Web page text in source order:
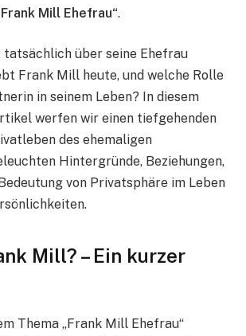
Mill Ehefrau“.
tatsächlich über seine Ehefrau
Frank Mill heute, und welche Rolle
in seinem Leben? In diesem
werfen wir einen tiefgehenden
des ehemaligen
Hintergründe, Beziehungen,
von Privatsphäre im Leben
Mill? – Ein kurzer
Thema „Frank Mill Ehefrau“